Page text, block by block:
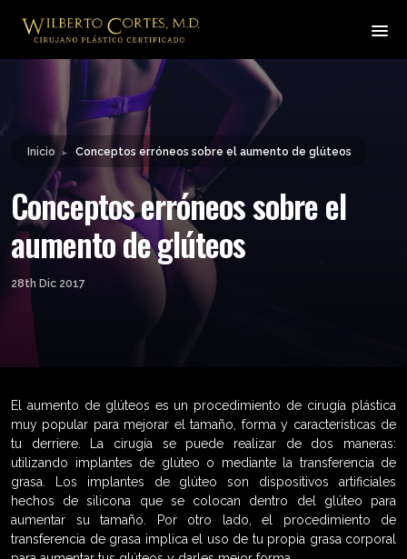
Leyendo: Conceptos erróneos sobre
el aumento de glúteos
Inicio ► Conceptos erróneos sobre el aumento de glúteos
Conceptos erróneos sobre el
aumento de glúteos
28th Dic 2017
El aumento de glúteos es un procedimiento de cirugía plástica
muy popular para mejorar el tamaño, forma y características de
tu derriere. La cirugía se puede realizar de dos maneras:
utilizando implantes de glúteo o mediante la transferencia de
grasa. Los implantes de glúteo son dispositivos artificiales
hechos de silicona que se colocan dentro del glúteo para
aumentar su tamaño. Por otro lado, el procedimiento de
transferencia de grasa implica el uso de tu propia grasa corporal